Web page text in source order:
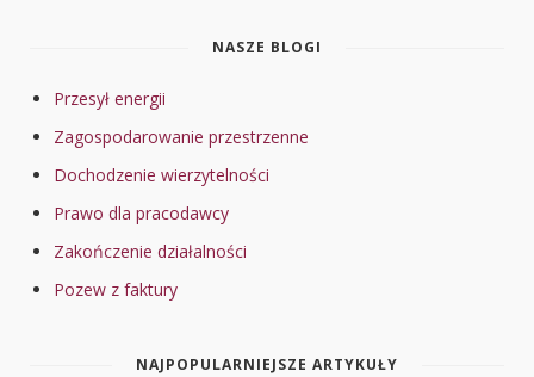
NASZE BLOGI
Przesył energii
Zagospodarowanie przestrzenne
Dochodzenie wierzytelności
Prawo dla pracodawcy
Zakończenie działalności
Pozew z faktury
NAJPOPULARNIEJSZE ARTYKUŁY